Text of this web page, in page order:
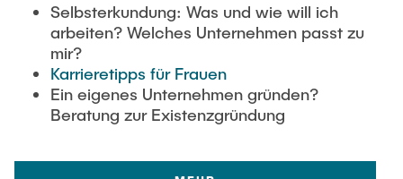
Selbsterkundung: Was und wie will ich
arbeiten? Welches Unternehmen passt zu
mir?
Karrieretipps für Frauen
Ein eigenes Unternehmen gründen?
Beratung zur Existenzgründung